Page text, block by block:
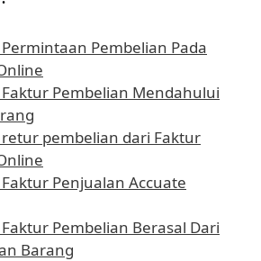
Pembelian Pada
Pembelian Mendahului
pembelian dari Faktur
Penjualan Accuate
Pembelian Berasal Dari
Barang